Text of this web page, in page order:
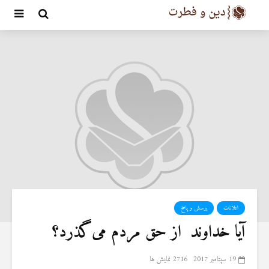
اعلانات پرسش و پاسخ
آیا خداوند ‌ از حق مردم می‌گذرد؟
19 سپتامبر 2017 2716 نمایش ها